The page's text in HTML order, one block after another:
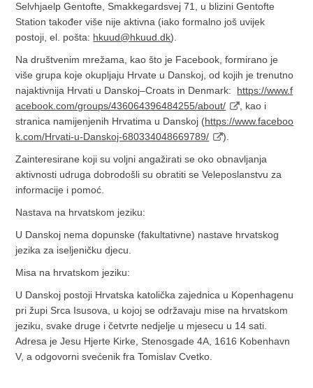
Selvhjaelp Gentofte, Smakkegardsvej 71, u blizini Gentofte
Station također više nije aktivna (iako formalno još uvijek
postoji, el. pošta: hkuud@hkuud.dk).
Na društvenim mrežama, kao što je Facebook, formirano je
više grupa koje okupljaju Hrvate u Danskoj, od kojih je trenutno
najaktivnija Hrvati u Danskoj–Croats in Denmark: https://www.f
acebook.com/groups/436064396484255/about/
, kao i
stranica namijenjenih Hrvatima u Danskoj (https://www.faceboo
k.com/Hrvati-u-Danskoj-680334048669789/
).
Zainteresirane koji su voljni angažirati se oko obnavljanja
aktivnosti udruga dobrodošli su obratiti se Veleposlanstvu za
informacije i pomoć.
Nastava na hrvatskom jeziku:
U Danskoj nema dopunske (fakultativne) nastave hrvatskog
jezika za iseljeničku djecu.
Misa na hrvatskom jeziku:
U Danskoj postoji Hrvatska katolička zajednica u Kopenhagenu
pri župi Srca Isusova, u kojoj se održavaju mise na hrvatskom
jeziku, svake druge i četvrte nedjelje u mjesecu u 14 sati.
Adresa je Jesu Hjerte Kirke, Stenosgade 4A, 1616 Kobenhavn
V, a odgovorni svećenik fra Tomislav Cvetko.